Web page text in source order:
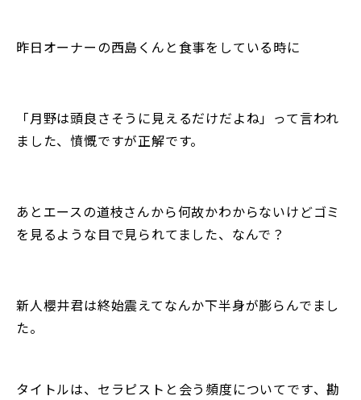
昨日オーナーの西島くんと食事をしている時に
「月野は頭良さそうに見えるだけだよね」って言われ
ました、憤慨ですが正解です。
あとエースの道枝さんから何故かわからないけどゴミ
を見るような目で見られてました、なんで？
新人櫻井君は終始震えてなんか下半身が膨らんでまし
た。
タイトルは、セラピストと会う頻度についてです、勘